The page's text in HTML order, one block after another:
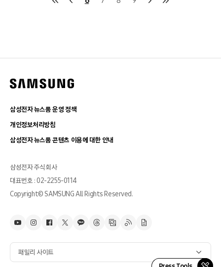
삼성전자 뉴스룸 운영 정책
개인정보처리방침
삼성전자 뉴스룸 콘텐츠 이용에 대한 안내
삼성전자 주식회사
대표번호 : 02-2255-0114
Copyright© SAMSUNG All Rights Reserved.
패밀리 사이트